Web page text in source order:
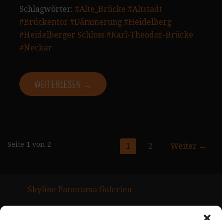
Schlagwörter: #Alte_Brücke #Altstadt
#Brückentor #Dämmerung #Heidelberg
#Heidelberger Schloss #Karl-Theodor-Brücke
#Neckar
WEITERLESEN →
Gmedia
Navigation
Seite 1 von 2 1 2 Weiter →
Skyline Panorama Galerien